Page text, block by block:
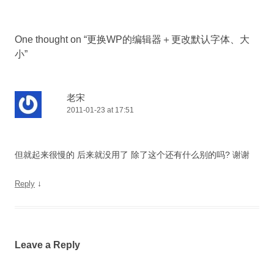
One thought on “更换WP的编辑器＋更改默认字体、大
小”
老宋
2011-01-23 at 17:51
但就起来很慢的 后来就没用了 除了这个还有什么别的吗? 谢谢
Reply ↓
Leave a Reply